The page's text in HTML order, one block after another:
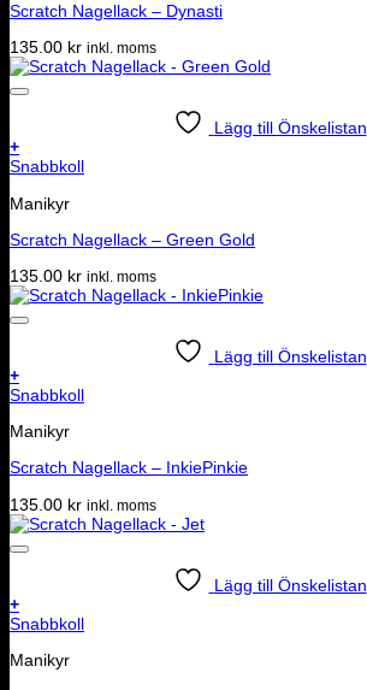
Scratch Nagellack – Dynasti
135.00 kr inkl. moms
Lägg till Önskelistan
+
Snabbkoll
Manikyr
Scratch Nagellack – Green Gold
135.00 kr inkl. moms
Lägg till Önskelistan
+
Snabbkoll
Manikyr
Scratch Nagellack – InkiePinkie
135.00 kr inkl. moms
Lägg till Önskelistan
+
Snabbkoll
Manikyr